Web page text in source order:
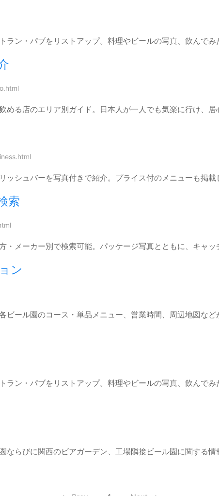
ラン・パブをリストアップ。料理やビールの写真、飲んでみ
める店のエリア別ガイド。日本人が一人でも気楽に行け、居
ッシュバーを写真付きで紹介。プライス付のメニューも掲載
索
・メーカー別で検索可能。パッケージ写真とともに、キャッ
ン
ビール園のコース・単品メニュー、営業時間、周辺地図など
ラン・パブをリストアップ。料理やビールの写真、飲んでみ
ならびに関西のビアガーデン、工場隣接ビール園に関する情